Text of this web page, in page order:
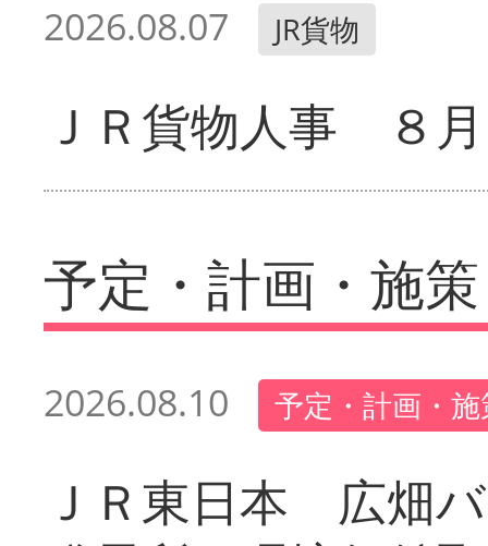
2026.08.07 JR貨物
ＪＲ貨物人事 ８
予定・計画・施策
2026.08.10 予定・計画・
ＪＲ東日本 広畑